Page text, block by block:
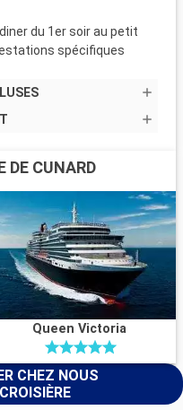
du 1er soir au petit
spécifiques
DE CUNARD
Queen Victoria
CHEZ NOUS